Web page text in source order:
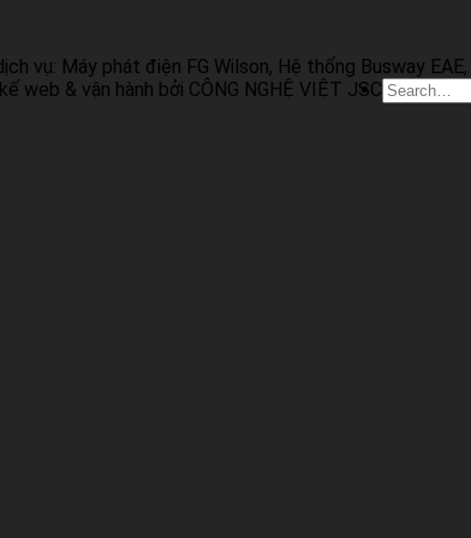
vụ: Máy phát điện FG Wilson, Hệ thống Busway
web & vận hành bởi CÔNG NGHỆ VIỆT JSC